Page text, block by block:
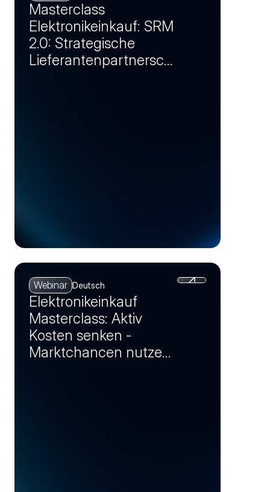
Masterclass
Elektronikeinkauf: SRM
2.0: Strategische
Lieferantenpartnersch
Webinar Deutsch
Elektronikeinkauf
Masterclass: Aktiv
Kosten senken -
Marktchancen nutzen